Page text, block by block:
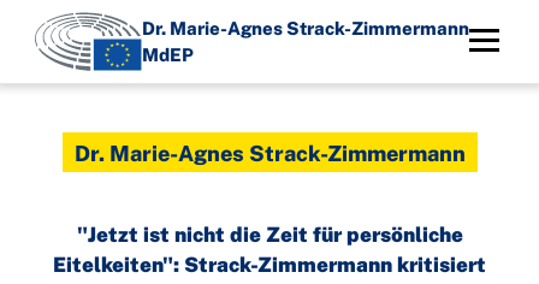
Direkt
zum
Dr. Marie-Agnes Strack-Zimmermann
MdEP
Dr. Marie-Agnes Strack-Zimmermann
"Jetzt ist nicht die Zeit für persönliche
Eitelkeiten": Strack-Zimmermann kritisiert